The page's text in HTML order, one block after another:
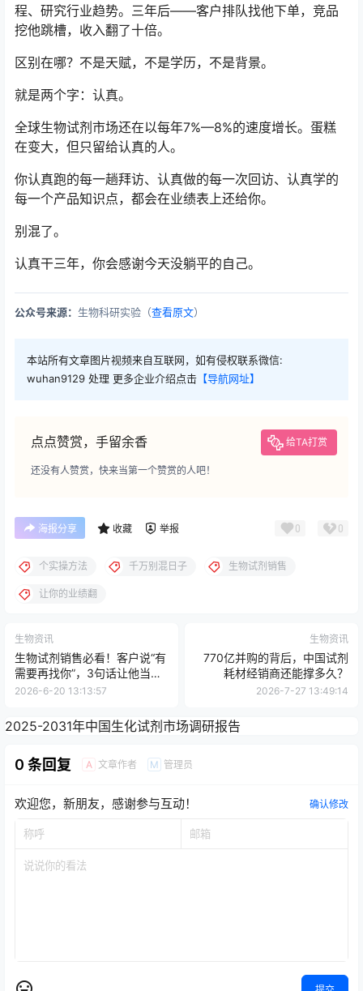
程、研究行业趋势。三年后——客户排队找他下单，竞品
挖他跳槽，收入翻了十倍。
区别在哪？不是天赋，不是学历，不是背景。
就是两个字：认真。
全球生物试剂市场还在以每年7%—8%的速度增长。蛋糕
在变大，但只留给认真的人。
你认真跑的每一趟拜访、认真做的每一次回访、认真学的
每一个产品知识点，都会在业绩表上还给你。
别混了。
认真干三年，你会感谢今天没躺平的自己。
公众号来源： 生物科研实验（查看原文）
本站所有文章图片视频来自互联网，如有侵权联系微信:
wuhan9129 处理 更多企业介绍点击 【导航网址】
点点赞赏，手留余香 给TA打赏
还没有人赞赏，快来当第一个赞赏的人吧！
海报分享 收藏 举报 0 0
个实操方法 千万别混日子 生物试剂销售
让你的业绩翻
生物资讯
生物试剂销售必看！客户说“有
需要再找你”，3句话让他当场
下单
2026-6-20 13:13:57
生物资讯
770亿并购的背后，中国试剂
耗材经销商还能撑多久？
2026-7-27 13:49:14
2025-2031年中国生化试剂市场调研报告
0 条回复 A 文章作者 M 管理员
欢迎您，新朋友，感谢参与互动！ 确认修改